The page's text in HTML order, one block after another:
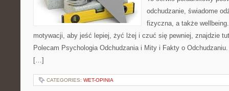
odchudzanie, świadome
fizyczna, a także
motywacji, aby jeść lepiej, żyć lżej i czuć się pewniej, znajdzie
Polecam Psychologia Odchudzania i Mity i Fakty o
[…]
CATEGORIES: WET-OPINIA